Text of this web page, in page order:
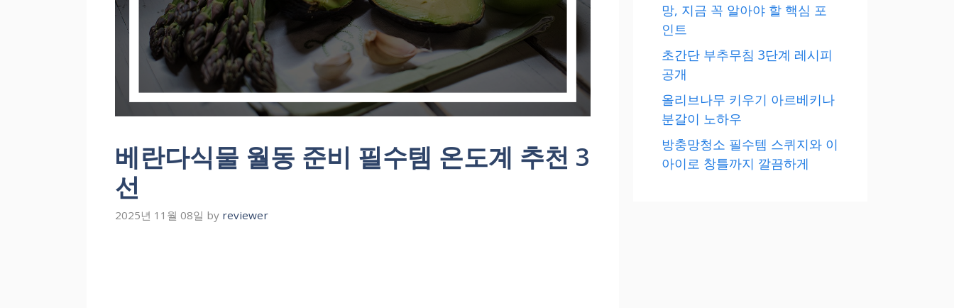
베란다식물 월동 준비 필수템 온도계 추천 3
선
2025년 11월 08일 by reviewer
망, 지금 꼭 알아야 할 핵심 포
인트
초간단 부추무침 3단계 레시피
공개
올리브나무 키우기 아르베키나
분갈이 노하우
방충망청소 필수템 스퀴지와 이
아이로 창틀까지 깔끔하게